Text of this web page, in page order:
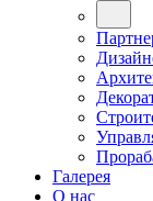
Галерея
О нас